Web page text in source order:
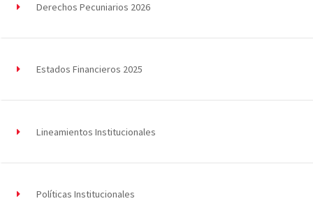
Derechos Pecuniarios 2026
Estados Financieros 2025
Lineamientos Institucionales
Políticas Institucionales